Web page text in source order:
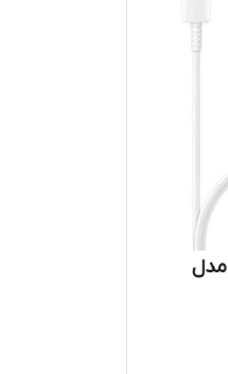
کابل شارژ Type-CبهType-Cمدل